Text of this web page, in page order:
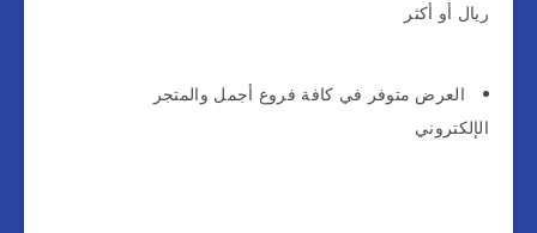
ريال أو أكثر
العرض متوفر في كافة فروع أجمل والمتجر
الإلكتروني